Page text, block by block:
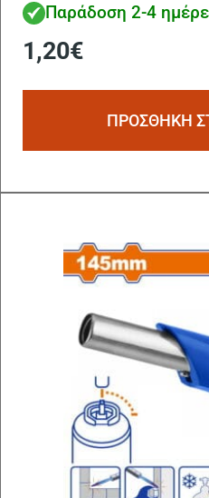
Παράδοση 2-4
1,20€
ΠΡΟΣΘΗΚΗ